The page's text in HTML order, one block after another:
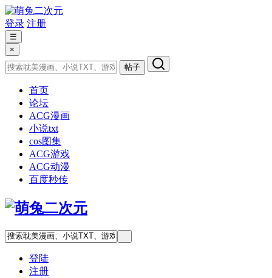
登录 注册
☰
×
帖子
首页
论坛
ACG漫画
小说txt
cos图集
ACG游戏
ACG动漫
百度秒传
登陆
注册